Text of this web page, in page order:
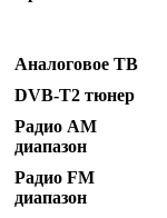
Аналоговое ТВ
DVB-T2 тюнер
Радио AM
диапазон
Радио FM
диапазон